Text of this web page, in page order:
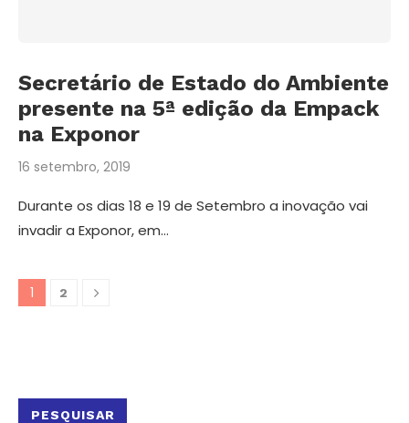
Secretário de Estado do Ambiente
presente na 5ª edição da Empack
na Exponor
16 setembro, 2019
Durante os dias 18 e 19 de Setembro a inovação vai
invadir a Exponor, em…
1 2
PESQUISAR